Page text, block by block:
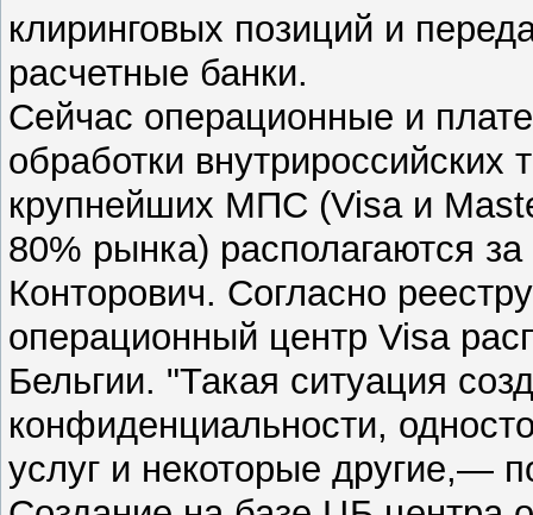
клиринговых позиций и
расчетные банки.
Сейчас операционные и
обработки внутрироссийских
крупнейших МПС (Visa и
80% рынка) располагаются
Конторович. Согласно
операционный центр Visa
Бельгии. "Такая ситуация
конфиденциальности,
услуг и некоторые другие,—